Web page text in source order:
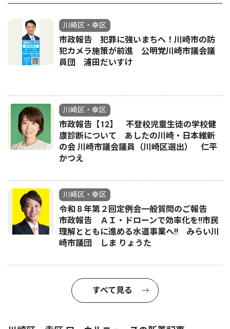
川崎区・幸区
市政報告 犯罪に強いまちへ！川崎市の防
犯カメラ施策が前進 公明党川崎市議会議
員団 浦田だいすけ
川崎区・幸区
市政報告【12】 不登校児童生徒の学校健
康診断について あしたの川崎・日本維新
の会 川崎市議会議員（川崎区選出） 仁平
かつえ
川崎区・幸区
令和８年第２回定例会一般質問のご報告
市政報告 ＡＩ・ドローンで効率化を!!市民
理解とともに進める水道事業へ!! みらい川
崎市議団 しま りょうた
すべて見る